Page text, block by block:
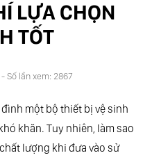
LỰA CHỌN
TỐT
Số lần xem: 2867
một bộ thiết bị vệ sinh
khăn. Tuy nhiên, làm sao
lượng khi đưa vào sử